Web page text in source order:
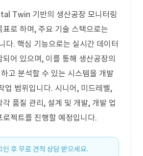
Twin 기반의 생산공장 모니터링
표로 하며, 주요 기술 스택으로는
다. 핵심 기능으로는 실시간 데이터
어 있으며, 이를 통해 생산공장의
고 분석할 수 있는 시스템을 개발
업 범위입니다. 시니어, 미드레벨,
품질 관리, 설계 및 개발, 개발 업
로젝트를 진행할 예정입니다.
인 후 무료 견적 상담 받으세요.